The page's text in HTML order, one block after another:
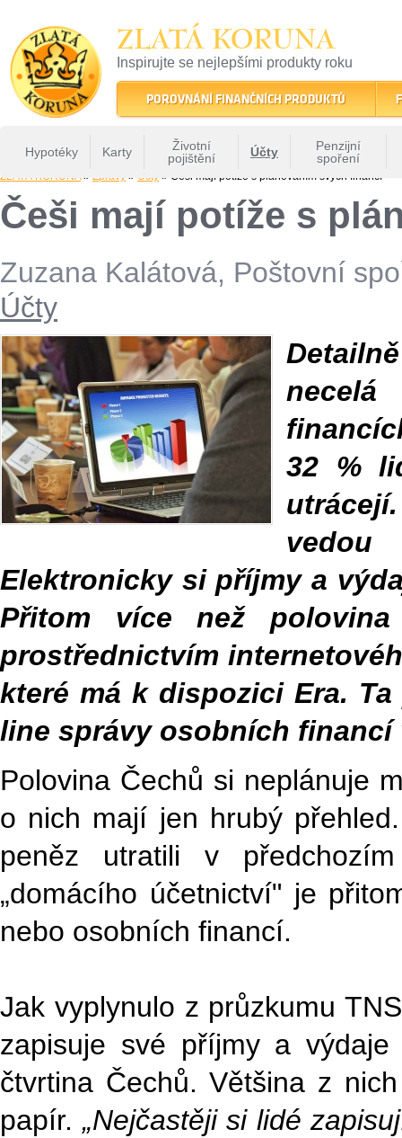
ZLATÁ KORUNA
Inspirujte se nejlepšími produkty roku
22 let tradice a kvality na finančním trhu
POROVNÁNÍ FINANČNÍCH PRODUKTŮ
Hypotéky Karty
Životní
pojištění
Účty
Penzijní
spoření
ZLATÁ KORUNA» Zprávy » Účty » Češi mají potíže s plánováním svých financí
Češi mají potíže s
Zuzana Kalátová, Poštovní
Účty
32 %
Elektronicky si příjmy a
Přitom více než
prostřednictvím
které má k dispozici Era.
line správy osobních financí
Polovina Čechů si neplánuje
o nich mají jen hrubý
peněz utratili v
„domácího účetnictví" je
nebo osobních financí.
Jak vyplynulo z průzkumu
zapisuje své příjmy a
čtvrtina Čechů. Většina z
papír. „Nejčastěji si lidé